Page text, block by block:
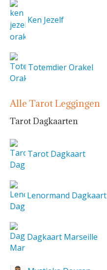
Ken Jezelf
Totemdier Orakel
Alle Tarot Leggingen
Tarot Dagkaarten
Tarot Dagkaart
Lenormand Dagkaart
Dagkaart Marseille